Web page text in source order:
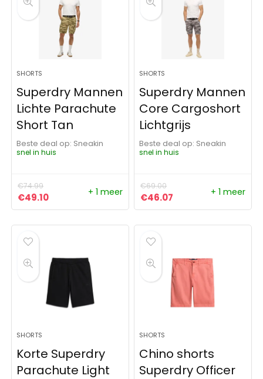
SHORTS
Superdry Mannen
Lichte Parachute
Short Tan
Beste deal op:
Sneakin
snel in huis
€74.99
Oorspronkelijke prijs was: €74.99.
€49.10Huidige prijs is: €49.10.
+ 1 meer
SHORTS
Superdry Mannen
Core Cargoshort
Lichtgrijs
Beste deal op:
Sneakin
snel in huis
€69.00
Oorspronkelijke prijs
€46.07 Huidige prijs is:
+ 1 meer
SHORTS
Korte Superdry
Parachute Light
SHORTS
Chino shorts
Superdry Officer